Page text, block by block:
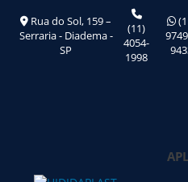
Rua do Sol, 159 –
Serraria - Diadema -
SP
(11)
4054-
1998